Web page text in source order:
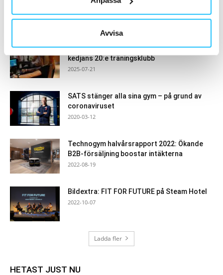
Avvisa
EC Health Club etablerar sig i Malmö –
kedjans 20:e träningsklubb
2025-07-21
SATS stänger alla sina gym – på grund av
coronaviruset
2020-03-12
Technogym halvårsrapport 2022: Ökande
B2B-försäljning boostar intäkterna
2022-08-19
Bildextra: FIT FOR FUTURE på Steam Hotel
2022-10-07
Ladda fler
HETAST JUST NU